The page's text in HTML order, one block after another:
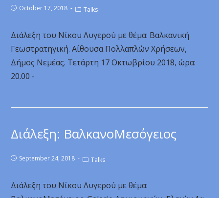
October 17, 2018 Talks
Διάλεξη του Νίκου Λυγερού με θέμα: Βαλκανική
Γεωστρατηγική. Αίθουσα Πολλαπλών Χρήσεων,
Δήμος Νεμέας. Τετάρτη 17 Οκτωβρίου 2018, ώρα:
20.00 -
Διάλεξη: ΒαλκανοΜεσόγειος
September 24, 2018 Talks
Διάλεξη του Νίκου Λυγερού με θέμα: